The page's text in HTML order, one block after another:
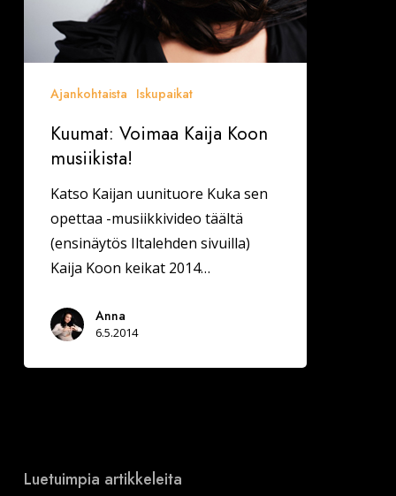
Ajankohtaista Iskupaikat
Kuumat: Voimaa Kaija Koon
musiikista!
Katso Kaijan uunituore Kuka sen
opettaa -musiikkivideo täältä
(ensinäytös Iltalehden sivuilla)
Kaija Koon keikat 2014…
Anna
6.5.2014
Luetuimpia artikkeleita